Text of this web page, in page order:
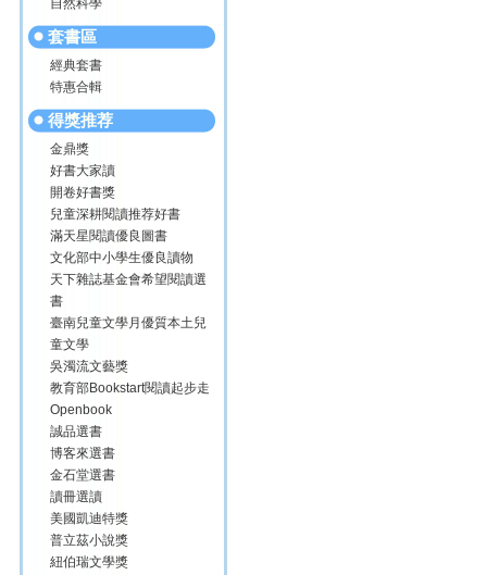
自然科學
套書區
經典套書
特惠合輯
得獎推荐
金鼎獎
好書大家讀
開卷好書獎
兒童深耕閱讀推荐好書
滿天星閱讀優良圖書
文化部中小學生優良讀物
天下雜誌基金會希望閱讀選
書
臺南兒童文學月優質本土兒
童文學
吳濁流文藝獎
教育部Bookstart閱讀起步走
Openbook
誠品選書
博客來選書
金石堂選書
讀冊選讀
美國凱迪特獎
普立茲小說獎
紐伯瑞文學獎